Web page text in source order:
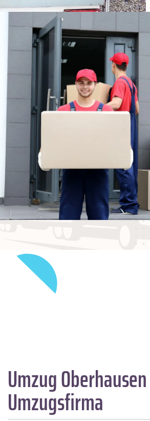
Umzug Oberhausen
Umzugsfirma